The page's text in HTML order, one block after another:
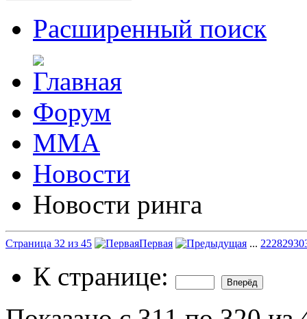
Расширенный поиск
Форум
ММА
Новости
Новости ринга
Страница 32 из 45 Первая ... 22282930
К странице: